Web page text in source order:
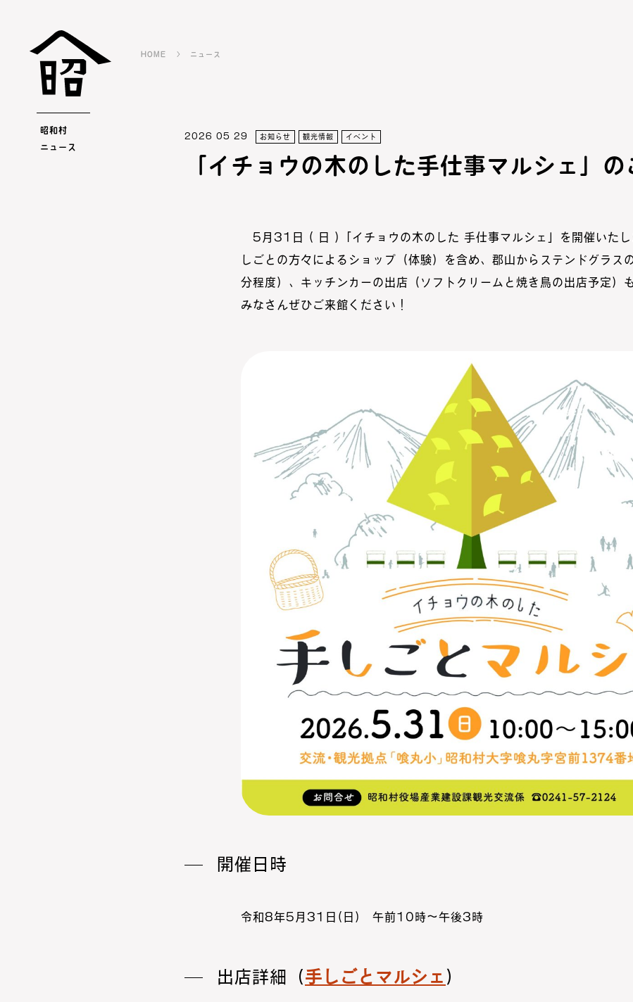
昭和村
ニュース
HOME ニュース
2026 05 29 お知らせ 観光情報 イベント
「イチョウの木のした手仕事マルシェ」の
5月31日 ( 日 )「イチョウの木のした 手仕事マルシェ」を開催いたし
しごとの方々によるショップ（体験）を含め、郡山からステンドグラス
分程度）、キッチンカーの出店（ソフトクリームと焼き鳥の出店予定）
みなさんぜひご来館ください！
開催日時
令和8年5月31日(日) 午前10時～午後3時
出店詳細（ 手しごとマルシェ ）